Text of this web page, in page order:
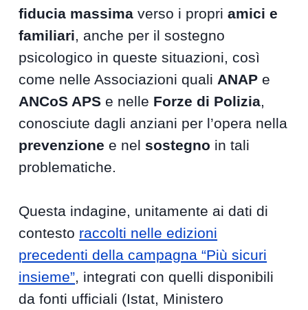
fiducia massima verso i propriamici e
familiari, anche per il sostegno
psicologico in queste situazioni, così
come nelle Associazioni quali ANAP e
ANCoS APS e nelle Forze di Polizia,
conosciute dagli anziani per l’opera nella
prevenzione e nel sostegno in tali
problematiche.
Questa indagine, unitamente ai dati di
contesto raccolti nelle edizioni
precedenti della campagna “Più sicuri
insieme”, integrati con quelli disponibili
da fonti ufficiali (Istat, Ministero